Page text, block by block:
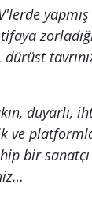
duyarlı,
ve
bir